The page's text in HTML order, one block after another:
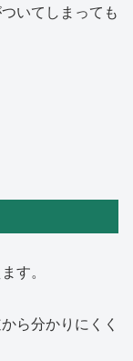
いてしまっても
す。
ら分かりにくく